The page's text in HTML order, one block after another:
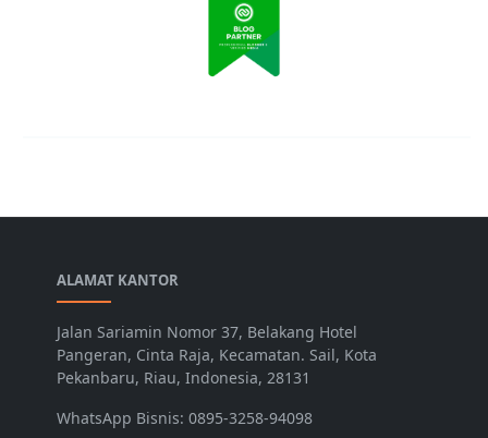
ALAMAT KANTOR
Jalan Sariamin Nomor 37, Belakang Hotel
Pangeran, Cinta Raja, Kecamatan. Sail, Kota
Pekanbaru, Riau, Indonesia, 28131
WhatsApp Bisnis: 0895-3258-94098